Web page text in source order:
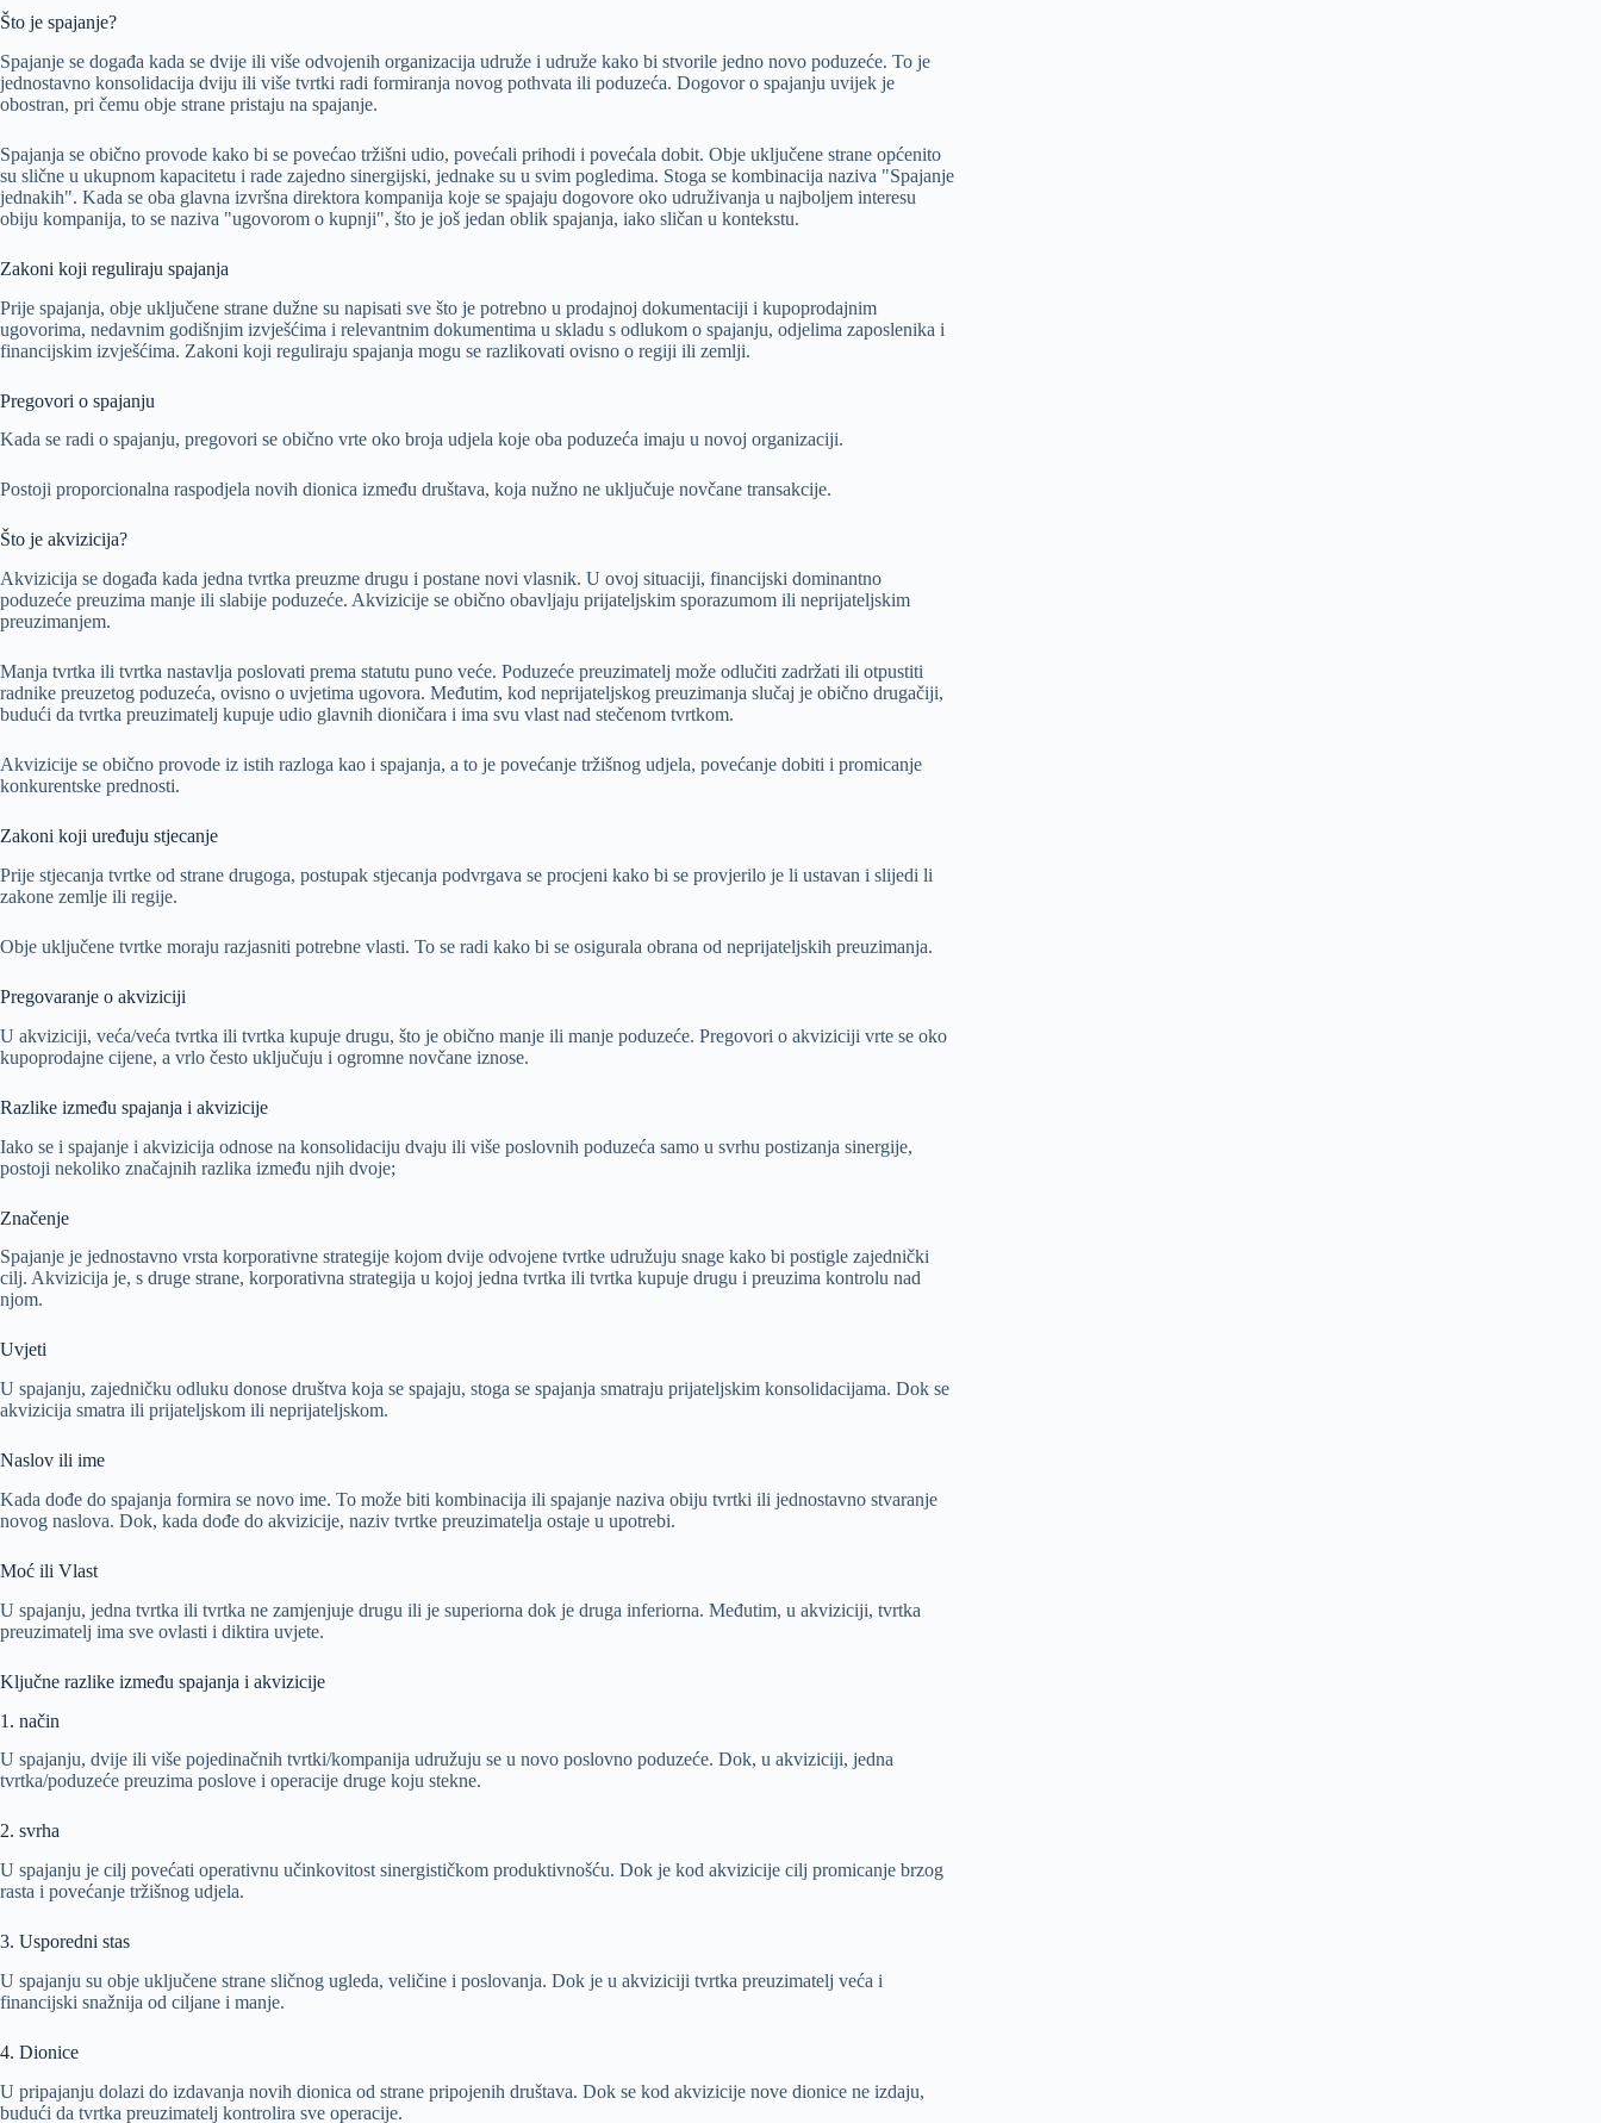
Što je spajanje?
Spajanje se događa kada se dvije ili više odvojenih organizacija udruže i udruže kako bi stvorile jedno novo poduzeće. To je
jednostavno konsolidacija dviju ili više tvrtki radi formiranja novog pothvata ili poduzeća. Dogovor o spajanju uvijek je
obostran, pri čemu obje strane pristaju na spajanje.
Spajanja se obično provode kako bi se povećao tržišni udio, povećali prihodi i povećala dobit. Obje uključene strane općenito
su slične u ukupnom kapacitetu i rade zajedno sinergijski, jednake su u svim pogledima. Stoga se kombinacija naziva "Spajanje
jednakih". Kada se oba glavna izvršna direktora kompanija koje se spajaju dogovore oko udruživanja u najboljem interesu
obiju kompanija, to se naziva "ugovorom o kupnji", što je još jedan oblik spajanja, iako sličan u kontekstu.
Zakoni koji reguliraju spajanja
Prije spajanja, obje uključene strane dužne su napisati sve što je potrebno u prodajnoj dokumentaciji i kupoprodajnim
ugovorima, nedavnim godišnjim izvješćima i relevantnim dokumentima u skladu s odlukom o spajanju, odjelima zaposlenika i
financijskim izvješćima. Zakoni koji reguliraju spajanja mogu se razlikovati ovisno o regiji ili zemlji.
Pregovori o spajanju
Kada se radi o spajanju, pregovori se obično vrte oko broja udjela koje oba poduzeća imaju u novoj organizaciji.
Postoji proporcionalna raspodjela novih dionica između društava, koja nužno ne uključuje novčane transakcije.
Što je akvizicija?
Akvizicija se događa kada jedna tvrtka preuzme drugu i postane novi vlasnik. U ovoj situaciji, financijski dominantno
poduzeće preuzima manje ili slabije poduzeće. Akvizicije se obično obavljaju prijateljskim sporazumom ili neprijateljskim
preuzimanjem.
Manja tvrtka ili tvrtka nastavlja poslovati prema statutu puno veće. Poduzeće preuzimatelj može odlučiti zadržati ili otpustiti
radnike preuzetog poduzeća, ovisno o uvjetima ugovora. Međutim, kod neprijateljskog preuzimanja slučaj je obično drugačiji,
budući da tvrtka preuzimatelj kupuje udio glavnih dioničara i ima svu vlast nad stečenom tvrtkom.
Akvizicije se obično provode iz istih razloga kao i spajanja, a to je povećanje tržišnog udjela, povećanje dobiti i promicanje
konkurentske prednosti.
Zakoni koji uređuju stjecanje
Prije stjecanja tvrtke od strane drugoga, postupak stjecanja podvrgava se procjeni kako bi se provjerilo je li ustavan i slijedi li
zakone zemlje ili regije.
Obje uključene tvrtke moraju razjasniti potrebne vlasti. To se radi kako bi se osigurala obrana od neprijateljskih preuzimanja.
Pregovaranje o akviziciji
U akviziciji, veća/veća tvrtka ili tvrtka kupuje drugu, što je obično manje ili manje poduzeće. Pregovori o akviziciji vrte se oko
kupoprodajne cijene, a vrlo često uključuju i ogromne novčane iznose.
Razlike između spajanja i akvizicije
Iako se i spajanje i akvizicija odnose na konsolidaciju dvaju ili više poslovnih poduzeća samo u svrhu postizanja sinergije,
postoji nekoliko značajnih razlika između njih dvoje;
Značenje
Spajanje je jednostavno vrsta korporativne strategije kojom dvije odvojene tvrtke udružuju snage kako bi postigle zajednički
cilj. Akvizicija je, s druge strane, korporativna strategija u kojoj jedna tvrtka ili tvrtka kupuje drugu i preuzima kontrolu nad
njom.
Uvjeti
U spajanju, zajedničku odluku donose društva koja se spajaju, stoga se spajanja smatraju prijateljskim konsolidacijama. Dok se
akvizicija smatra ili prijateljskom ili neprijateljskom.
Naslov ili ime
Kada dođe do spajanja formira se novo ime. To može biti kombinacija ili spajanje naziva obiju tvrtki ili jednostavno stvaranje
novog naslova. Dok, kada dođe do akvizicije, naziv tvrtke preuzimatelja ostaje u upotrebi.
Moć ili Vlast
U spajanju, jedna tvrtka ili tvrtka ne zamjenjuje drugu ili je superiorna dok je druga inferiorna. Međutim, u akviziciji, tvrtka
preuzimatelj ima sve ovlasti i diktira uvjete.
Ključne razlike između spajanja i akvizicije
1. način
U spajanju, dvije ili više pojedinačnih tvrtki/kompanija udružuju se u novo poslovno poduzeće. Dok, u akviziciji, jedna
tvrtka/poduzeće preuzima poslove i operacije druge koju stekne.
2. svrha
U spajanju je cilj povećati operativnu učinkovitost sinergističkom produktivnošću. Dok je kod akvizicije cilj promicanje brzog
rasta i povećanje tržišnog udjela.
3. Usporedni stas
U spajanju su obje uključene strane sličnog ugleda, veličine i poslovanja. Dok je u akviziciji tvrtka preuzimatelj veća i
financijski snažnija od ciljane i manje.
4. Dionice
U pripajanju dolazi do izdavanja novih dionica od strane pripojenih društava. Dok se kod akvizicije nove dionice ne izdaju,
budući da tvrtka preuzimatelj kontrolira sve operacije.